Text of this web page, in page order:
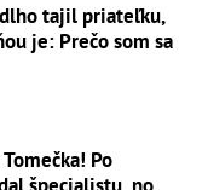
tajil priateľku,
je: Prečo som sa
Po